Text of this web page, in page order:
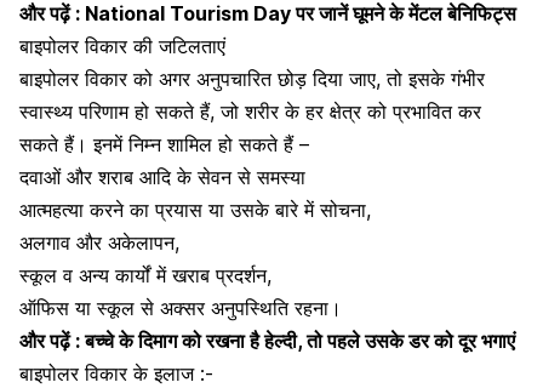
और पढ़ें : National Tourism Day पर जानें घूमने के मेंटल बेनिफिट्स
बाइपोलर विकार की जटिलताएं
बाइपोलर विकार को अगर अनुपचारित छोड़ दिया जाए, तो इसके गंभीर
स्वास्थ्य परिणाम हो सकते हैं, जो शरीर के हर क्षेत्र को प्रभावित कर
सकते हैं। इनमें निम्न शामिल हो सकते हैं –
दवाओं और शराब आदि के सेवन से समस्या
आत्महत्याकरने का प्रयास या उसके बारे में सोचना,
अलगाव और अकेलापन,
स्कूल व अन्य कार्यों में खराब प्रदर्शन,
ऑफिस या स्कूल से अक्सर अनुपस्थिति रहना।
और पढ़ें :बच्चे के दिमाग को रखना है हेल्दी, तो पहले उसके डर को दूर भगाएं
बाइपोलर विकार के इलाज :-